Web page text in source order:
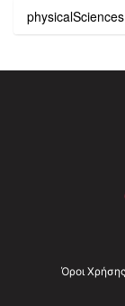
physicalSciences